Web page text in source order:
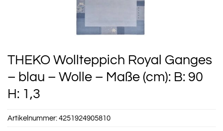
THEKO Wollteppich Royal Ganges
– blau – Wolle – Maße (cm): B: 90
H: 1,3
Artikelnummer:4251924905810